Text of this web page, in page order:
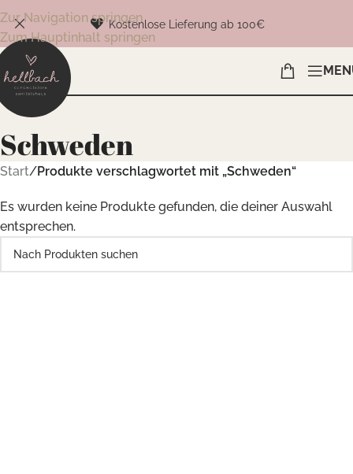
Zur Navigation springen
Zum Hauptinhalt springen
Kostenlose Lieferung ab 100€
Schweden
Start/Produkte verschlagwortet mit „Schweden“
Es wurden keine Produkte gefunden, die deiner Auswahl
entsprechen.